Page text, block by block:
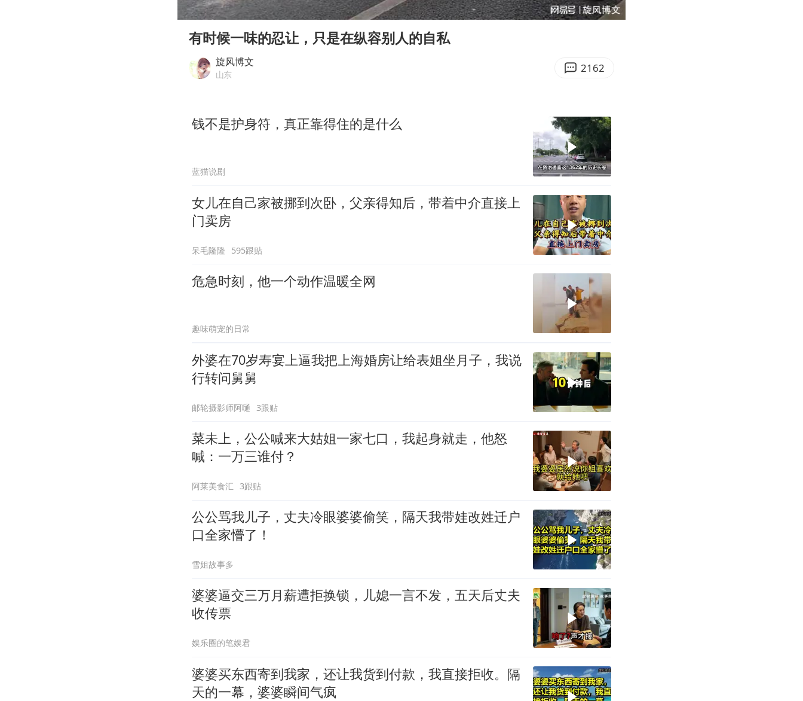
女子网购名牌包发现是自己丢的那只
多个明星演唱会取消
泰国初中生饮弹自尽前开了26枪
Play
00:00 07:38
Enter
有时候一味的忍让，只是在纵容别人的自私
旋风博文
山东 2162
钱不是护身符，真正靠得住的是什么
蓝猫说剧
女儿在自己家被挪到次卧，父亲得知后，带着中介直接上
门卖房
呆毛隆隆 595跟贴
危急时刻，他一个动作温暖全网
趣味萌宠的日常
外婆在70岁寿宴上逼我把上海婚房让给表姐坐月子，我说
行转问舅舅
邮轮摄影师阿嗵 3跟贴
菜未上，公公喊来大姑姐一家七口，我起身就走，他怒
喊：一万三谁付？
阿莱美食汇 3跟贴
公公骂我儿子，丈夫冷眼婆婆偷笑，隔天我带娃改姓迁户
口全家懵了！
雪姐故事多
婆婆逼交三万月薪遭拒换锁，儿媳一言不发，五天后丈夫
收传票
娱乐圈的笔娱君
婆婆买东西寄到我家，还让我货到付款，我直接拒收。隔
天的一幕，婆婆瞬间气疯